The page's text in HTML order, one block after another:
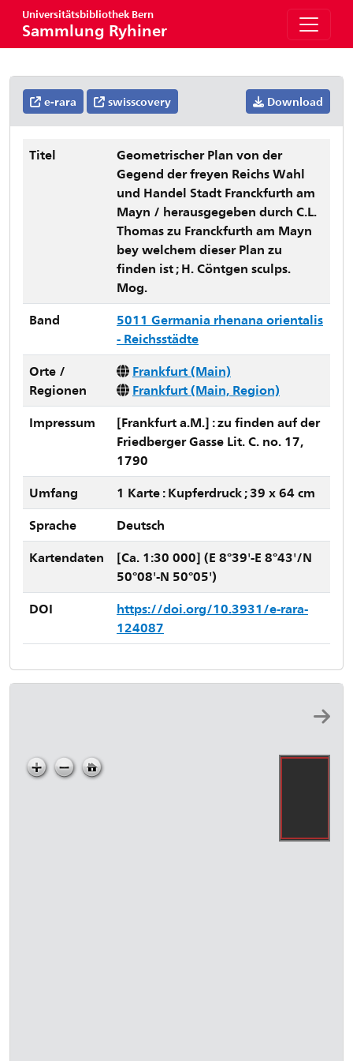
Universitätsbibliothek Bern
Sammlung Ryhiner
e-rara swisscovery Download
Titel
Geometrischer Plan von der
Gegend der freyen Reichs Wahl
und Handel Stadt Franckfurth am
Mayn / herausgegeben durch C.L.
Thomas zu Franckfurth am Mayn
bey welchem dieser Plan zu
finden ist ; H. Cöntgen sculps.
Mog.
Band
5011 Germania rhenana orientalis
- Reichsstädte
Orte /
Regionen
Frankfurt (Main)
Frankfurt (Main, Region)
Impressum
[Frankfurt a.M.] : zu finden auf der
Friedberger Gasse Lit. C. no. 17,
1790
Umfang
1 Karte : Kupferdruck ; 39 x 64 cm
Sprache
Deutsch
Kartendaten
[Ca. 1:30 000] (E 8°39'-E 8°43'/N
50°08'-N 50°05')
DOI
https://doi.org/10.3931/e-rara-
124087